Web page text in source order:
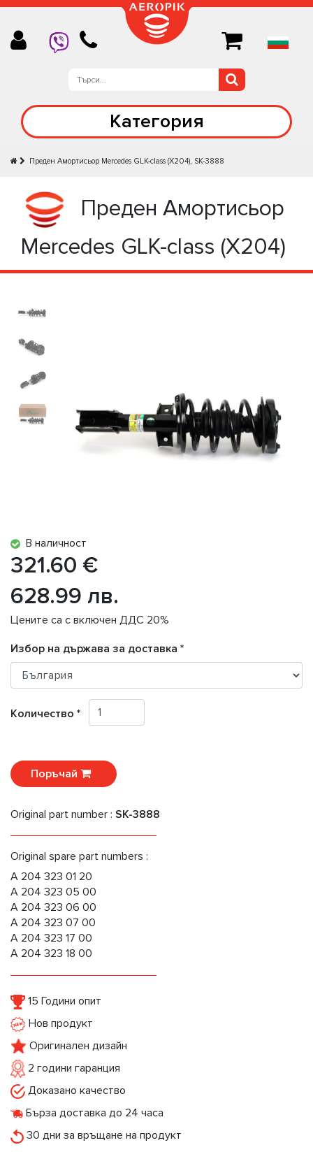
Категория
Преден Амортисьор Mercedes GLK-class (X204), SK-3888
Преден Амортисьор
Mercedes GLK-class (X204)
В наличност
321.60 €
628.99 лв.
Цените са с включен ДДС 20%
Избор на държава за доставка *
Количество *
Поръчай
Original part number : SK-3888
Original spare part numbers :
A 204 323 01 20
A 204 323 05 00
A 204 323 06 00
A 204 323 07 00
A 204 323 17 00
A 204 323 18 00
15 Години опит
Нов продукт
Оригинален дизайн
2 години гаранция
Доказано качество
Бърза доставка до 24 часа
30 дни за връщане на продукт